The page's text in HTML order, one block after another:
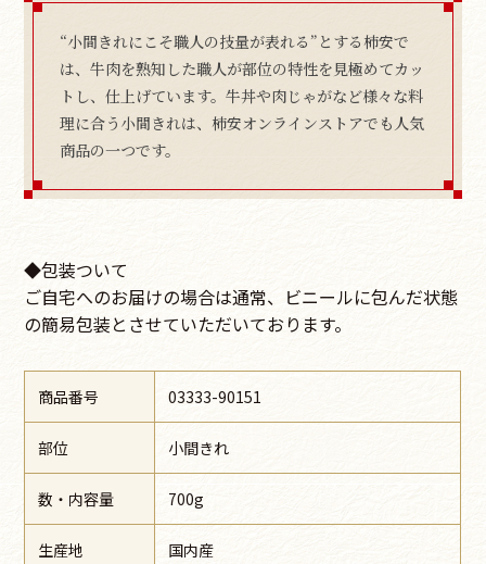
“小間きれにこそ職人の技量が表れる”とする柿安で
は、牛肉を熟知した職人が部位の特性を見極めてカッ
トし、仕上げています。牛丼や肉じゃがなど様々な料
理に合う小間きれは、柿安オンラインストアでも人気
商品の一つです。
◆包装ついて
ご自宅へのお届けの場合は通常、ビニールに包んだ状態
の簡易包装とさせていただいております。
商品番号 03333-90151
部位 小間きれ
数・内容量 700g
生産地 国内産